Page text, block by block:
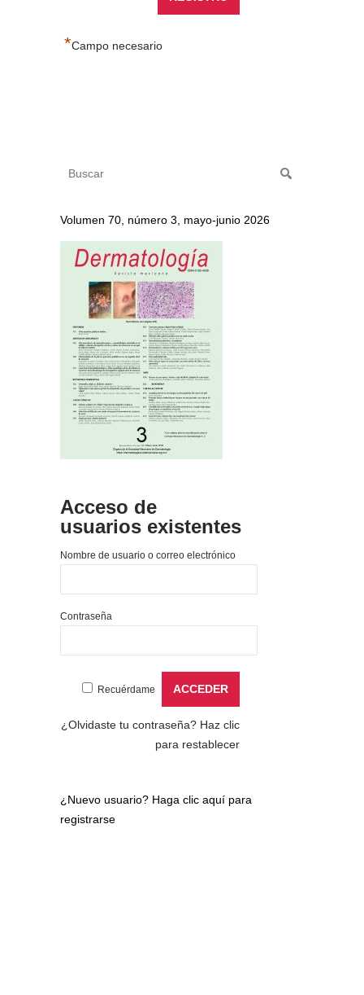
*Campo necesario
Volumen 70, número 3, mayo-junio 2026
Acceso de
usuarios existentes
Nombre de usuario o correo electrónico
Contraseña
Recuérdame
¿Olvidaste tu contraseña? Haz clic
para restablecer
¿Nuevo usuario? Haga clic aquí para
registrarse